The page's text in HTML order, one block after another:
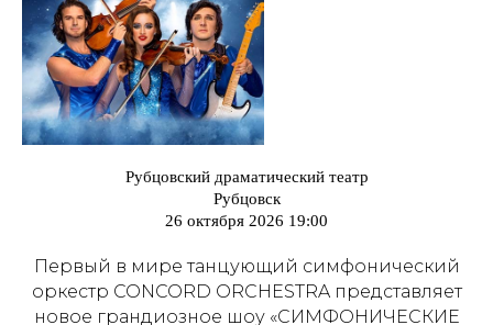
Рубцовский драматический театр
Рубцовск
26 октября 2026 19:00
Первый в мире танцующий симфонический
оркестр CONCORD ORCHESTRA представляет
новое грандиозное шоу «СИМФОНИЧЕСКИЕ